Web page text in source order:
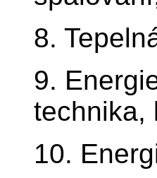
8.
9.
technika,
10.